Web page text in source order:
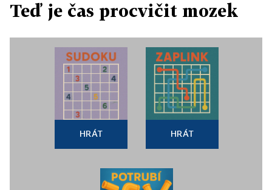
Teď je čas procvičit mozek
HRÁT HRÁT